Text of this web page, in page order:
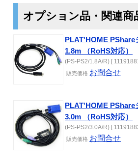
オプション品・関連商
PLAT'HOME PShare
1.8m （RoHS対応）
(PS-PS2/1.8A/R) [
販売価格 お問合せ
PLAT'HOME PShare
3.0m （RoHS対応）
(PS-PS2/3.0A/R) [
販売価格 お問合せ